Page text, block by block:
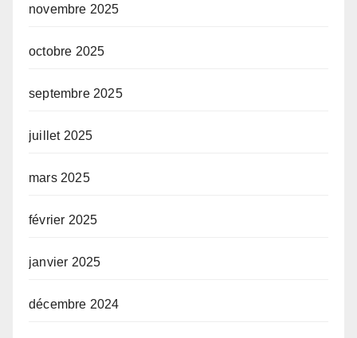
novembre 2025
octobre 2025
septembre 2025
juillet 2025
mars 2025
février 2025
janvier 2025
décembre 2024